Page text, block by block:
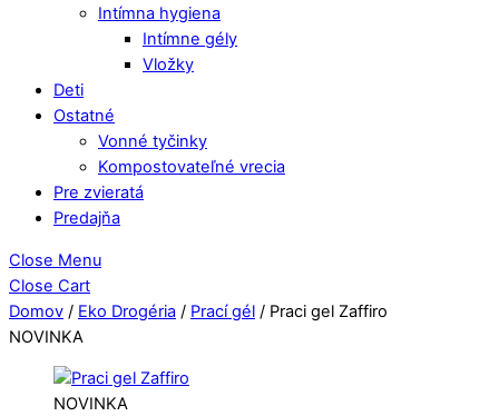
Intímna hygiena
Intímne gély
Vložky
Deti
Ostatné
Vonné tyčinky
Kompostovateľné vrecia
Pre zvieratá
Predajňa
Close Menu
Close Cart
Domov / Eko Drogéria / Prací gél / Praci gel Zaffiro
NOVINKA
NOVINKA